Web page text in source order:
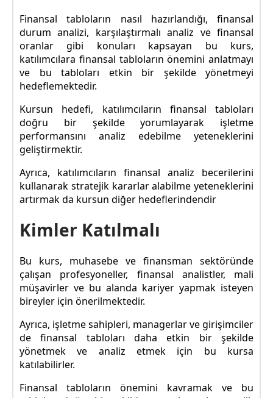
Finansal tabloların nasıl hazırlandığı, finansal
durum analizi, karşılaştırmalı analiz ve finansal
oranlar gibi konuları kapsayan bu kurs,
katılımcılara finansal tabloların önemini anlatmayı
ve bu tabloları etkin bir şekilde yönetmeyi
hedeflemektedir.
Kursun hedefi, katılımcıların finansal tabloları
doğru bir şekilde yorumlayarak işletme
performansını analiz edebilme yeteneklerini
geliştirmektir.
Ayrıca, katılımcıların finansal analiz becerilerini
kullanarak stratejik kararlar alabilme yeteneklerini
artırmak da kursun diğer hedeflerindendir
Kimler Katılmalı
Bu kurs, muhasebe ve finansman sektöründe
çalışan profesyoneller, finansal analistler, mali
müşavirler ve bu alanda kariyer yapmak isteyen
bireyler için önerilmektedir.
Ayrıca, işletme sahipleri, managerlar ve girişimciler
de finansal tabloları daha etkin bir şekilde
yönetmek ve analiz etmek için bu kursa
katılabilirler.
Finansal tabloların önemini kavramak ve bu